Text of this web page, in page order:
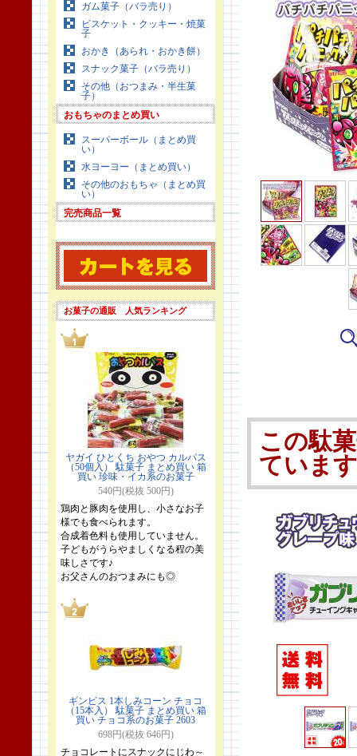
ガム菓子（バラ売り）
ビスケット・クッキー・焼菓
子
おかき（あられ・おかき餅）
スナック菓子（バラ売り）
その他（おつまみ・半生菓
子）
おもちゃのまとめ買い
スーパーボール（まとめ買
い）
水ヨーヨー（まとめ買い）
その他のおもちゃ（まとめ買
い）
完売商品一覧
お菓子の通販 人気ランキング
ヤガイ ひとくち おやつ カルパス
（50個入） 駄菓子 まとめ買い 箱
買い 珍味・イカ系のお菓子
540円(税抜 500円)
鶏肉と豚肉を使用し、小さなお子
様でも食べられます。
合成着色料も使用していません。
子どもがうらやましくなる程の美
味しさです♪
お父さんのおつまみにも◎
ギンビス 1本しみコーン チョコ
（15本入） 駄菓子 まとめ買い 箱
買い チョコ系のお菓子 2603
698円(税抜 646円)
チョコレートにスナックにじわ～
この駄
ていま